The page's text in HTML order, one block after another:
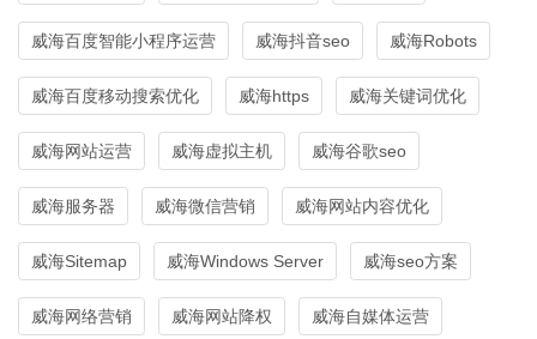
威海百度智能小程序运营 威海抖音seo 威海Robots
威海百度移动搜索优化 威海https 威海关键词优化
威海网站运营 威海虚拟主机 威海谷歌seo
威海服务器 威海微信营销 威海网站内容优化
威海Sitemap 威海Windows Server 威海seo方案
威海网络营销 威海网站降权 威海自媒体运营